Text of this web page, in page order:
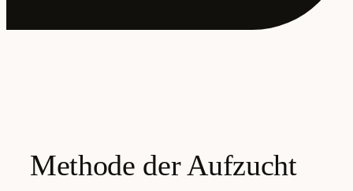
Methode der Aufzucht